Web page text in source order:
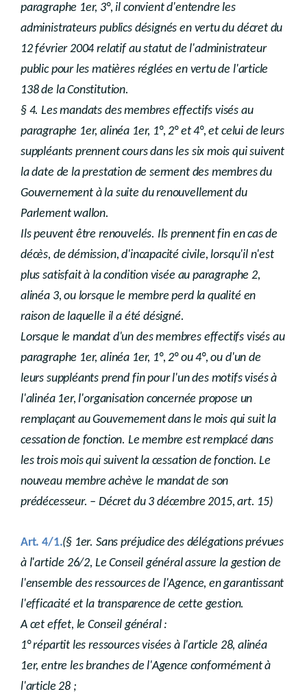
paragraphe 1er, 3°, il convient d'entendre les
administrateurs publics désignés en vertu du décret du
12 février 2004 relatif au statut de l'administrateur
public pour les matières réglées en vertu de l'article
138 de la Constitution.
§ 4. Les mandats des membres effectifs visés au
paragraphe 1er, alinéa 1er, 1°, 2° et 4°, et celui de leurs
suppléants prennent cours dans les six mois qui suivent
la date de la prestation de serment des membres du
Gouvernement à la suite du renouvellement du
Parlement wallon.
Ils peuvent être renouvelés. Ils prennent fin en cas de
décès, de démission, d'incapacité civile, lorsqu'il n'est
plus satisfait à la condition visée au paragraphe 2,
alinéa 3, ou lorsque le membre perd la qualité en
raison de laquelle il a été désigné.
Lorsque le mandat d'un des membres effectifs visés au
paragraphe 1er, alinéa 1er, 1°, 2° ou 4°, ou d'un de
leurs suppléants prend fin pour l'un des motifs visés à
l'alinéa 1er, l'organisation concernée propose un
remplaçant au Gouvernement dans le mois qui suit la
cessation de fonction. Le membre est remplacé dans
les trois mois qui suivent la cessation de fonction. Le
nouveau membre achève le mandat de son
prédécesseur. – Décret du 3 décembre 2015, art. 15)
Art. 4/1.(§ 1er. Sans préjudice des délégations prévues
à l'article 26/2, Le Conseil général assure la gestion de
l'ensemble des ressources de l'Agence, en garantissant
l'efficacité et la transparence de cette gestion.
A cet effet, le Conseil général :
1° répartit les ressources visées à l'article 28, alinéa
1er, entre les branches de l'Agence conformément à
l'article 28 ;